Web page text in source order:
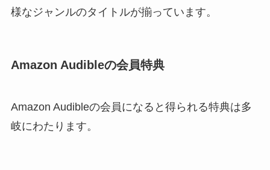
様なジャンルのタイトルが揃っています。
Amazon Audibleの会員特典
Amazon Audibleの会員になると得られる特典は多
岐にわたります。